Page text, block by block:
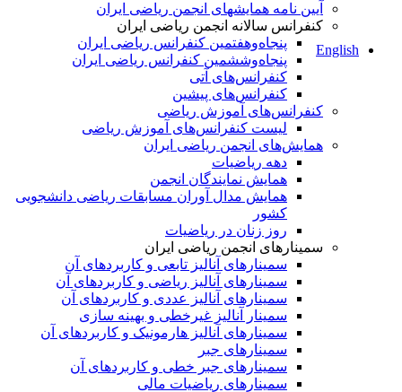
English
آیین نامه همایشهای انجمن ریاضی ایران
کنفرانس‌ سالانه انجمن ریاضی ایران
پنجاه‌و‌هفتمین کنفرانس ریاضی ایران
پنجاه‌و‌ششمین کنفرانس ریاضی ایران
کنفرانس‌های آتی
کنفرانس‎‌های پیشین
کنفرانس‌های آموزش ریاضی
لیست کنفرانس‌های آموزش ریاضی
همایش‌های انجمن ریاضی ایران
دهه ریاضیات
همایش نمایندگان انجمن
همایش مدال آوران مسابقات ریاضی دانشجویی
کشور
روز زنان در ریاضیات
سمینارهای انجمن ریاضی ایران
سمینارهای آنالیز تابعی و کاربردهای آن
سمینارهای آنالیز ریاضی و کاربردهای آن
سمینارهای آنالیز عددی و کاربردهای آن
سمینار آنالیز غیرخطی و بهینه سازی
سمینارهای آنالیز هارمونیک و کاربردهای آن
سمینار‌های جبر
سمینارهای جبر خطی و کاربردهای آن
سمینار‌های ریاضیات مالی